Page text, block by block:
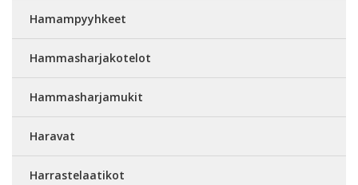
Hamampyyhkeet
Hammasharjakotelot
Hammasharjamukit
Haravat
Harrastelaatikot